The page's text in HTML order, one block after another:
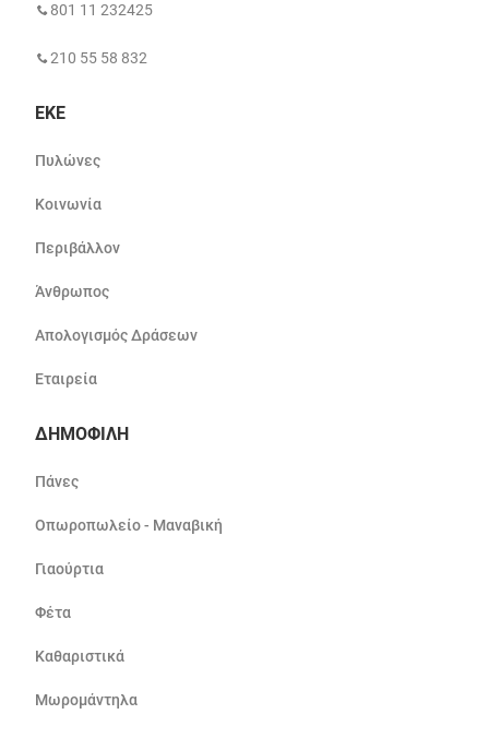
801 11 232425
210 55 58 832
ΕΚΕ
Πυλώνες
Κοινωνία
Περιβάλλον
Άνθρωπος
Απολογισμός Δράσεων
Εταιρεία
ΔΗΜΟΦΙΛΗ
Πάνες
Οπωροπωλείο - Μαναβική
Γιαούρτια
Φέτα
Καθαριστικά
Μωρομάντηλα